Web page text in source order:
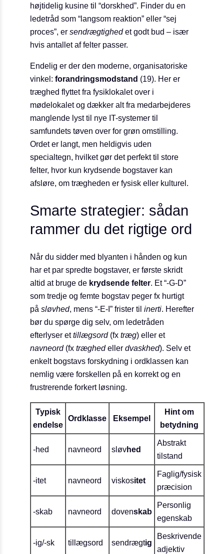
højtidelig kusine til “dorskhed”. Finder du en
ledetråd som “langsom reaktion” eller “sej
proces”, er sendrægtighedet godt bud – især
hvis antallet af felter passer.
Endelig er der den moderne, organisatoriske
vinkel: forandringsmodstand (19). Her er
træghed flyttet fra fysiklokalet over i
mødelokalet og dækker alt fra medarbejderes
manglende lyst til nye IT-systemer til
samfundets tøven over for grøn omstilling.
Ordet er langt, men heldigvis uden
specialtegn, hvilket gør det perfekt til store
felter, hvor kun krydsende bogstaver kan
afsløre, om trægheden er fysisk eller kulturel.
Smarte strategier: sådan
rammer du det rigtige ord
Når du sidder med blyanten i hånden og kun
har et par spredte bogstaver, er første skridt
altid at bruge de krydsende felter. Et “-G-D”
som tredje og femte bogstav peger fx hurtigt
på slø​vhed, mens “-E-I” frister til inerti. Herefter
bør du spørge dig selv, om ledetråden
efterlyser ettillægsord(fx træg) eller et
navneord(fx træghedeller dvaskhed). Selv et
enkelt bogstavs forskydning i ordklassen kan
nemlig være forskellen på en korrekt og en
frustrerende forkert løsning.
Typisk
endelse
Ordklasse Eksempel
Hint om
betydning
-hed navneord sløvhed
Abstrakt
tilstand
-itet navneord viskositet
Faglig/fysisk
præcision
-skab navneord dovenskab
Personlig
egenskab
-ig/-sk tillægsord sendrægtig
Beskrivende
adjektiv